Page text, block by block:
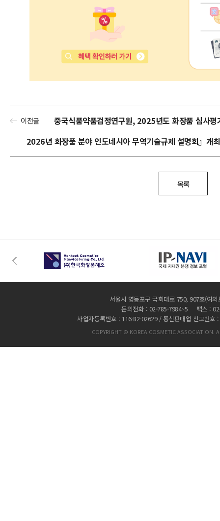
이전글
중국식품약품검정연구원, 2025년도 화장품 심사평
2026년 화장품 분야 인도네시아 무역기술규제 설명회』개
목록
서울시 영등포구 국회대로 750, 907호(여
문의전화 : 02-785-7984~5 팩스 :
사업자등록번호 : 116-82-02629 / 통신판매업 신고번호
COPYRIGHT © KOREA COSMETIC ASSOCIATION.